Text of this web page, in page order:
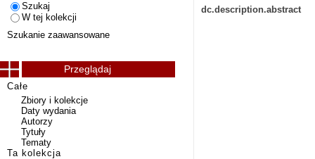
dc.description.abstract
Szukaj
W tej kolekcji
Szukanie zaawansowane
Przeglądaj
Całe
Zbiory i kolekcje
Daty wydania
Autorzy
Tytuły
Tematy
Ta kolekcja